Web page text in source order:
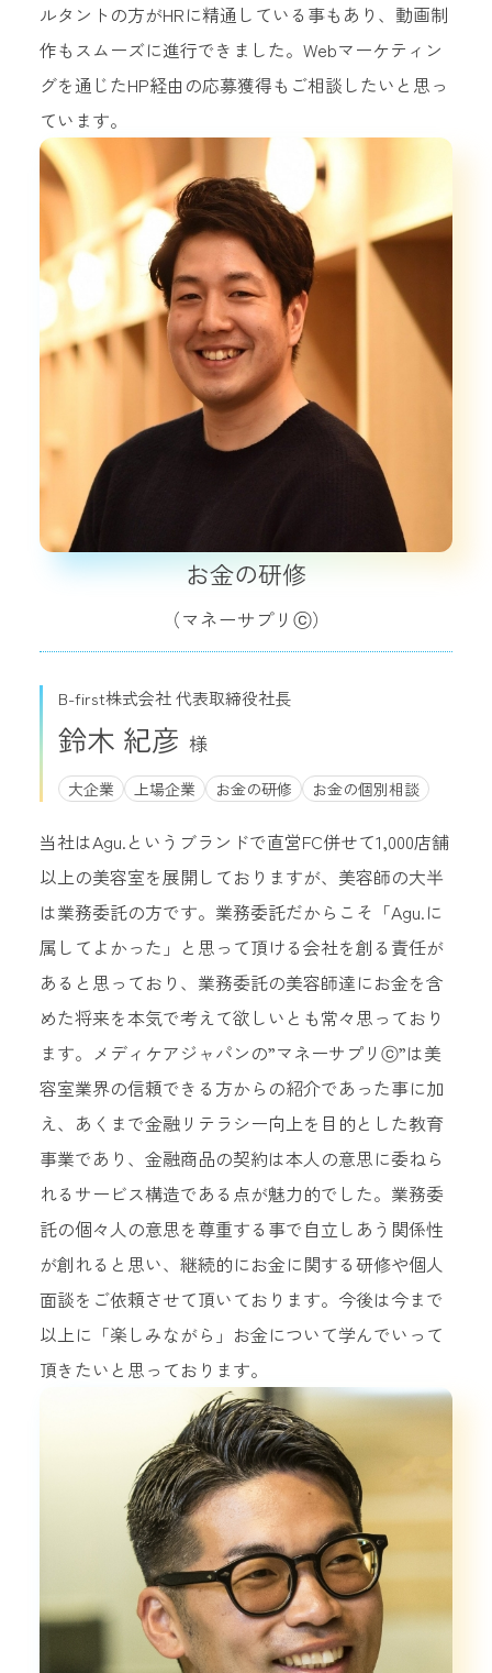
ルタントの方がHRに精通している事もあり、動画制
作もスムーズに進行できました。Webマーケティン
グを通じたHP経由の応募獲得もご相談したいと思っ
ています。
お金の研修
（マネーサプリⓒ）
B-first株式会社 代表取締役社長
鈴木 紀彦
大企業 上場企業 お金の研修 お金の個別相談
当社はAgu.というブランドで直営FC併せて1,000店舗
以上の美容室を展開しておりますが、美容師の大半
は業務委託の方です。業務委託だからこそ「Agu.に
属してよかった」と思って頂ける会社を創る責任が
あると思っており、業務委託の美容師達にお金を含
めた将来を本気で考えて欲しいとも常々思っており
ます。メディケアジャパンの”マネーサプリⓒ”は美
容室業界の信頼できる方からの紹介であった事に加
え、あくまで金融リテラシー向上を目的とした教育
事業であり、金融商品の契約は本人の意思に委ねら
れるサービス構造である点が魅力的でした。業務委
託の個々人の意思を尊重する事で自立しあう関係性
が創れると思い、継続的にお金に関する研修や個人
面談をご依頼させて頂いております。今後は今まで
以上に「楽しみながら」お金について学んでいって
頂きたいと思っております。